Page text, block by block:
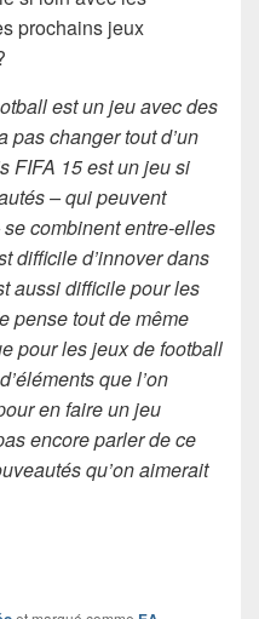
prochains jeux
est un jeu avec des
pas changer tout d’un
FIFA 15 est un jeu si
– qui peuvent
combinent entre-elles
difficile d’innover dans
aussi difficile pour les
pense tout de même
pour les jeux de football
que l’on
en faire un jeu
encore parler de ce
qu’on aimerait